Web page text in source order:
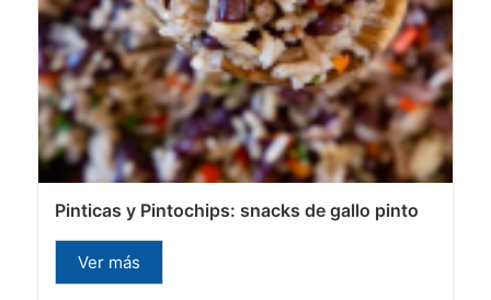
Pinticas y Pintochips: snacks de gallo pinto
Ver más